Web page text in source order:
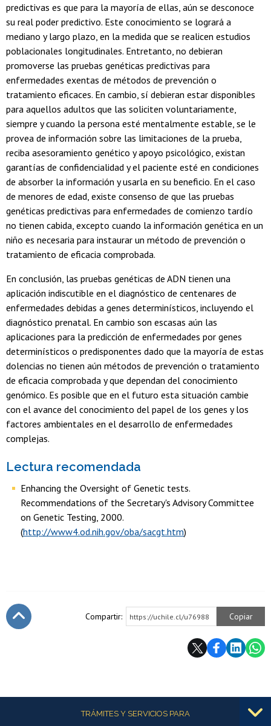
predictivas es que para la mayoría de ellas, aún se desconoce
su real poder predictivo. Este conocimiento se logrará a
mediano y largo plazo, en la medida que se realicen estudios
poblacionales longitudinales. Entretanto, no debieran
promoverse las pruebas genéticas predictivas para
enfermedades exentas de métodos de prevención o
tratamiento eficaces. En cambio, sí debieran estar disponibles
para aquellos adultos que las soliciten voluntariamente,
siempre y cuando la persona esté mentalmente estable, se le
provea de información sobre las limitaciones de la prueba,
reciba asesoramiento genético y apoyo psicológico, existan
garantías de confidencialidad y el paciente esté en condiciones
de absorber la información y usarla en su beneficio. En el caso
de menores de edad, existe consenso de que las pruebas
genéticas predictivas para enfermedades de comienzo tardío
no tienen cabida, excepto cuando la información genética en un
niño es necesaria para instaurar un método de prevención o
tratamiento de eficacia comprobada.
En conclusión, las pruebas genéticas de ADN tienen una
aplicación indiscutible en el diagnóstico de centenares de
enfermedades debidas a genes determinísticos, incluyendo el
diagnóstico prenatal. En cambio son escasas aún las
aplicaciones para la predicción de enfermedades por genes
determinísticos o predisponentes dado que la mayoría de estas
dolencias no tienen aún métodos de prevención o tratamiento
de eficacia comprobada y que dependan del conocimiento
genómico. Es posible que en el futuro esta situación cambie
con el avance del conocimiento del papel de los genes y los
factores ambientales en el desarrollo de enfermedades
complejas.
Lectura recomendada
Enhancing the Oversight of Genetic tests.
Recommendations of the Secretary's Advisory Committee
on Genetic Testing, 2000.
(http://www4.od.nih.gov/oba/sacgt.htm)
Compartir: https://uchile.cl/u76988 Copiar
Más informaciónTRÁMITES Y SERVICIOS PARA